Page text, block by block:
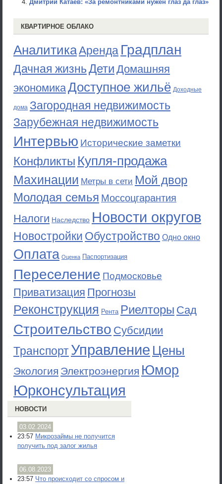
Дмитрий Катаев: «За ремонтниками нужен глаз да глаз»
КВАРТИРНОЕ ОБЛАКО
АналитикаАренда Градплан
Дачная жизньДети Домашняя
экономикаДоступное жильё Доходные
дома Загородная недвижимость
Зарубежная недвижимость
Интервью Исторические заметки
Конфликты Купля-продажа
Махинации Метры в сети Мой двор
Молодая семья Моссоцгарантия
Налоги Наследство Новости округов
Новостройки Обустройство Одно окно
Оплата Оценка Паспортизация
Переселение Подмосковье
Приватизация Прогнозы
Реконструкция Рента Риелторы Сад
Строительство Субсидии
ТранспортУправление Цены
Экология Электроэнергия Юмор
Юрконсультация
НОВОСТИ
03.02.2024
23:57 Микрозаймы не получится
получить под залог жилья
06.08.2023
23:57 Что происходит со спросом и